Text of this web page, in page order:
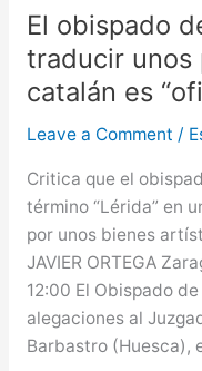
El obispado
traducir unos
catalán es
Leave a Comment /
Critica que el
término “Lérida” en
por unos bienes
JAVIER ORTEGA
12:00 El Obispado
alegaciones al
Barbastro (Huesca),
de
Lleida
niega
a
unos
papeles
porque
el
catalán
es
“oficial”